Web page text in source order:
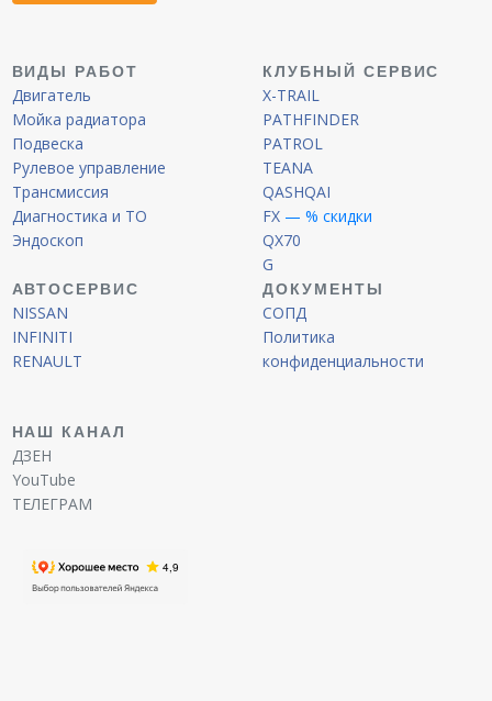
ВИДЫ РАБОТ
Двигатель
Мойка радиатора
Подвеска
Рулевое управление
Трансмиссия
Диагностика и ТО
Эндоскоп
КЛУБНЫЙ СЕРВИС
X-TRAIL
PATHFINDER
PATROL
TEANA
QASHQAI
FX — % скидки
QX70
G
АВТОСЕРВИС
NISSAN
INFINITI
RENAULT
ДОКУМЕНТЫ
СОПД
Политика
конфиденциальности
НАШ КАНАЛ
ДЗЕН
YouTube
ТЕЛЕГРАМ